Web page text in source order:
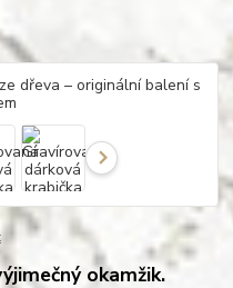
okamžik.